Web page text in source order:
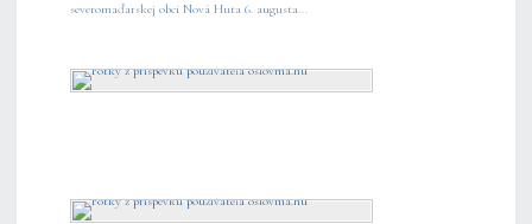
severomaďarskej obci Nová Huta 6. augusta...